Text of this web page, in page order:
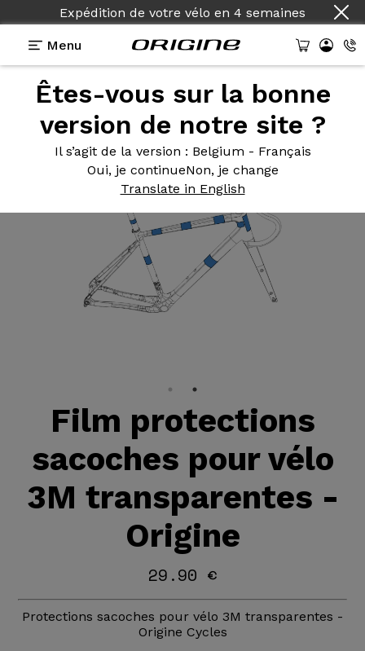
Expédition de votre vélo en 4 semaines
Menu
Êtes-vous sur la bonne
version de notre site ?
Il s’agit de la version : Belgium - Français
Oui, je continueNon, je change
Translate in English
Equipements>Protection cadre >Kit sacoches
Film protections
sacoches pour vélo
3M transparentes -
Origine
29.90 €
Protections sacoches pour vélo 3M transparentes -
Origine Cycles